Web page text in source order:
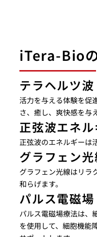
iTera-Bio
テラヘルツ波
活力を与える体験を促
さ、癒し、爽快感を与
正弦波エネル
正弦波のエネルギーは
グラフェン
グラフェン光線はリラ
和らげます。
パルス電磁場
パルス電磁場療法は、
を使用して、細胞機能